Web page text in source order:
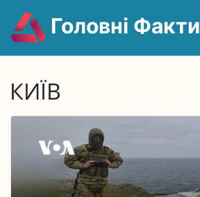
Головні Факти
КИЇВ